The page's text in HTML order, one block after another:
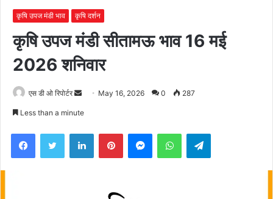
कृषि उपज मंडी भाव कृषि दर्शन
कृषि उपज मंडी सीतामऊ भाव 16 मई
2026 शनिवार
एस डी ओ रिपोर्टर
Send May 16, 2026 0 287
Less than a minute
FacebookTwitter LinkedInPinterestMessengerWhatsAppTelegram